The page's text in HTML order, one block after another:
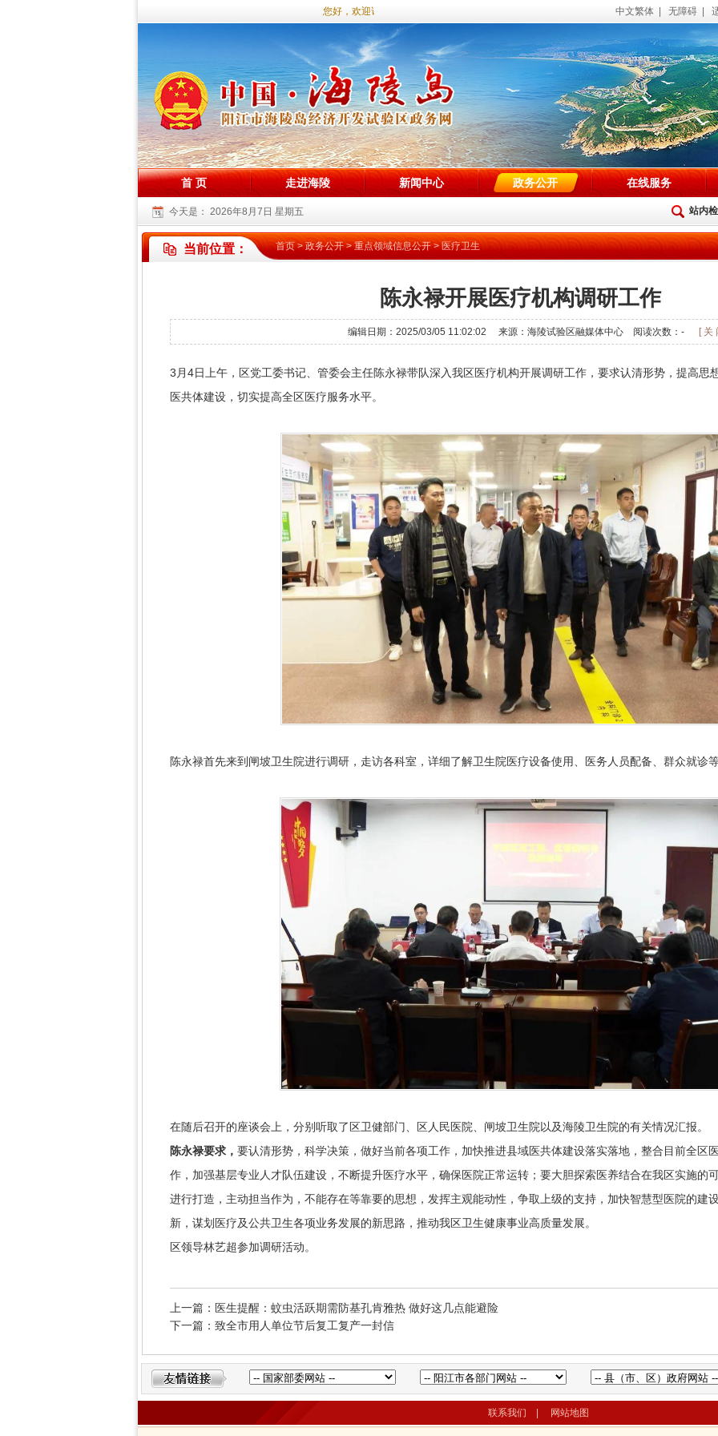
您好，欢迎访问海陵试验区政务网站！ 中文繁体 无障碍
首 页 走进海陵 新闻中心 政务公开 在线服务
今天是： 2026年8月7日 星期五 站内
当前位置： 首页>政务公开>重点领域信息公开>医疗卫生
陈永禄开展医疗机构调研工作
编辑日期：2025/03/05 11:02:02 来源：海陵试验区融媒体中心 阅读次数： - [ 关
3月4日上午，区党工委书记、管委会主任陈永禄带队深入我区医疗机构开展调研工作，要求认清形势，提高思
医共体建设，切实提高全区医疗服务水平。
陈永禄首先来到闸坡卫生院进行调研，走访各科室，详细了解卫生院医疗设备使用、医务人员配备、群众就诊
在随后召开的座谈会上，分别听取了区卫健部门、区人民医院、闸坡卫生院以及海陵卫生院的有关情况汇报。
陈永禄要求， 要认清形势，科学决策，做好当前各项工作，加快推进县域医共体建设落实落地，整合目前全区
作，加强基层专业人才队伍建设，不断提升医疗水平，确保医院正常运转；要大胆探索医养结合在我区实施的
进行打造，主动担当作为，不能存在等靠要的思想，发挥主观能动性，争取上级的支持，加快智慧型医院的建
新，谋划医疗及公共卫生各项业务发展的新思路，推动我区卫生健康事业高质量发展。
区领导林艺超参加调研活动。
上一篇：医生提醒：蚊虫活跃期需防基孔肯雅热 做好这几点能避险
下一篇：致全市用人单位节后复工复产一封信
联系我们 网站地图